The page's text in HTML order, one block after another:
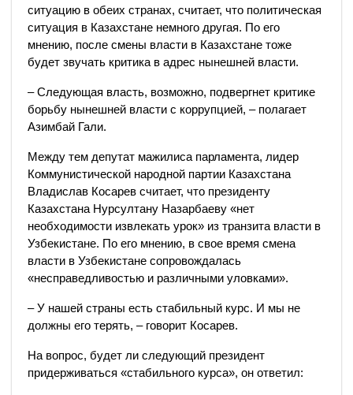
ситуацию в обеих странах, считает, что политическая
ситуация в Казахстане немного другая. По его
мнению, после смены власти в Казахстане тоже
будет звучать критика в адрес нынешней власти.
– Следующая власть, возможно, подвергнет критике
борьбу нынешней власти с коррупцией, – полагает
Азимбай Гали.
Между тем депутат мажилиса парламента, лидер
Коммунистической народной партии Казахстана
Владислав Косарев считает, что президенту
Казахстана Нурсултану Назарбаеву «нет
необходимости извлекать урок» из транзита власти в
Узбекистане. По его мнению, в свое время смена
власти в Узбекистане сопровождалась
«несправедливостью и различными уловками».
– У нашей страны есть стабильный курс. И мы не
должны его терять, – говорит Косарев.
На вопрос, будет ли следующий президент
придерживаться «стабильного курса», он ответил: